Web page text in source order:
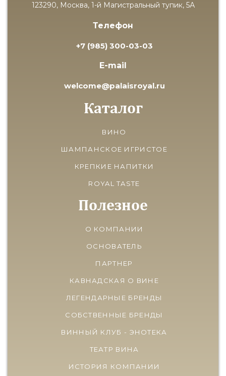
123290, Москва, 1-й Магистральный тупик, 5А
Телефон
+7 (985) 300-03-03
E-mail
welcome@palaisroyal.ru
Каталог
ВИНО
ШАМПАНСКОЕ ИГРИСТОЕ
КРЕПКИЕ НАПИТКИ
ROYAL TASTE
Полезное
О КОМПАНИИ
ОСНОВАТЕЛЬ
ПАРТНЕР
КАВНАДСКАЯ О ВИНЕ
ЛЕГЕНДАРНЫЕ БРЕНДЫ
СОБСТВЕННЫЕ БРЕНДЫ
ВИННЫЙ КЛУБ - ЭНОТЕКА
ТЕАТР ВИНА
ИСТОРИЯ КОМПАНИИ